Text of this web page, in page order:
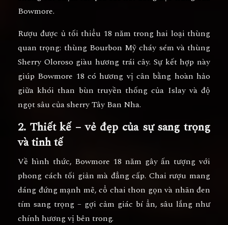
Bowmore.
Rượu được ủ tối thiểu 18 năm trong hai loại thùng
quan trọng: thùng Bourbon Mỹ cháy sém và thùng
Sherry Oloroso giàu hương trái cây. Sự kết hợp này
giúp Bowmore 18 có hương vị cân bằng hoàn hảo
giữa khói than bùn truyền thống của Islay và độ
ngọt sâu của sherry Tây Ban Nha.
2. Thiết kế – vẻ đẹp của sự sang trọng
và tinh tế
Về hình thức, Bowmore 18 năm gây ấn tượng với
phong cách tối giản mà đẳng cấp. Chai rượu mang
dáng đứng mạnh mẽ, cổ chai thon gọn và nhãn đen
tím sang trọng – gợi cảm giác bí ẩn, sâu lắng như
chính hương vị bên trong.